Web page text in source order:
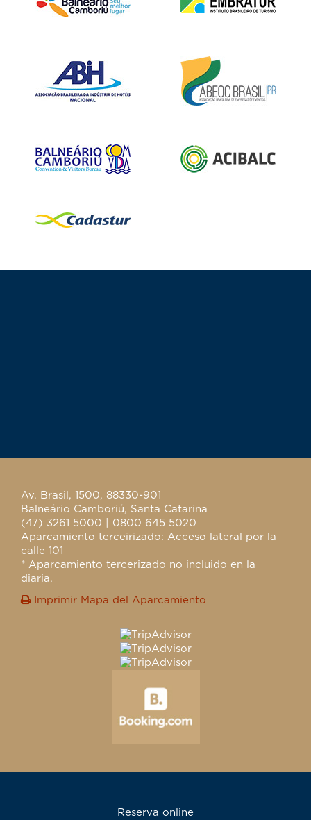
Av. Brasil, 1500, 88330-901
Balneário Camboriú, Santa Catarina
(47) 3261 5000 | 0800 645 5020
Aparcamiento terceirizado: Acceso lateral por la
calle 101
* Aparcamiento tercerizado no incluido en la
diaria.
Imprimir Mapa del Aparcamiento
Reserva online